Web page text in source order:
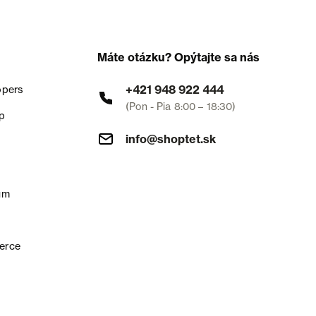
Máte otázku? Opýtajte sa nás
+421 948 922 444
(Pon - Pia 8:00 – 18:30)
info@shoptet.sk